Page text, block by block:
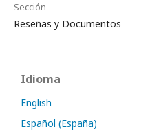
Sección
Reseñas y Documentos
Idioma
English
Español (España)